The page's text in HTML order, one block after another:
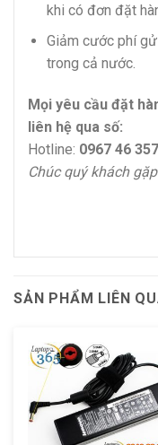
khi có đơn đặt
Giảm cước phí
trong cả nước.
Mọi yêu cầu đặt
liên hệ qua số:
Hotline: 0967 46
Chúc quý khách
SẢN PHẨM LIÊN